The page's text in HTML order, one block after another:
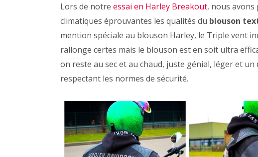
Lors de notre essai en Harley Breakout, nous avons
climatiques éprouvantes les qualités du blouson
mention spéciale au blouson Harley, le Triple vent
rallonge certes mais le blouson est en soit ultra
on reste au sec et au chaud, juste génial, léger et
respectant les normes de sécurité.